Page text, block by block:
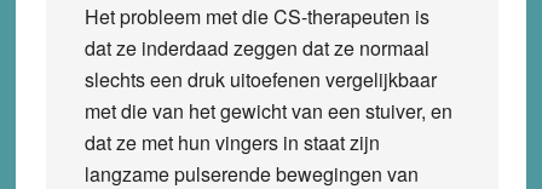
Het probleem met die CS-therapeuten is
dat ze inderdaad zeggen dat ze normaal
slechts een druk uitoefenen vergelijkbaar
met die van het gewicht van een stuiver, en
dat ze met hun vingers in staat zijn
langzame pulserende bewegingen van